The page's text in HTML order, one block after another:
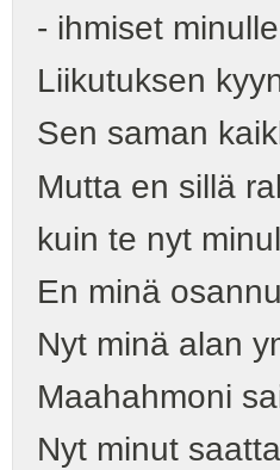
- ihmiset
Liikutuksen
Sen saman
Mutta en sillä
kuin te nyt
En minä
Nyt minä alan
Maahahmoni
Nyt minut